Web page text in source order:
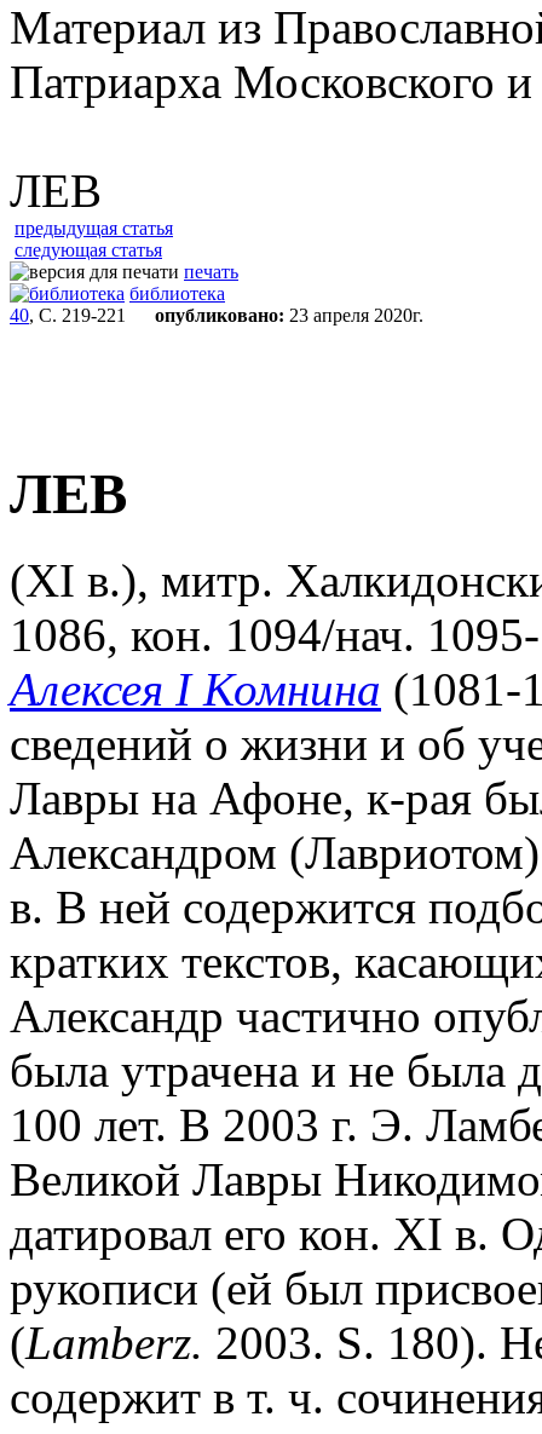
Материал из
Патриарха Московского
ЛЕВ
предыдущая статья
следующая статья
печать
библиотека
40, С. 219-221 опубликовано: 23 апреля 2020г.
ЛЕВ
(XI в.), митр.
1086, кон. 1094/нач.
Алексея I Комнина (1081-
сведений о жизни и об
Лавры на Афоне, к-рая
Александром
в. В ней содержится
кратких текстов,
Александр частично
была утрачена и не была
100 лет. В 2003 г. Э.
Великой Лавры
датировал его кон. XI в.
рукописи (ей был
(Lamberz. 2003. S. 180).
содержит в т. ч.